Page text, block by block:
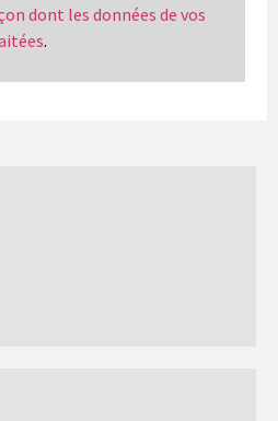
dont les données de vos
.